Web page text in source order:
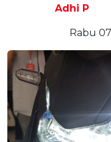
Adhi P
Rabu